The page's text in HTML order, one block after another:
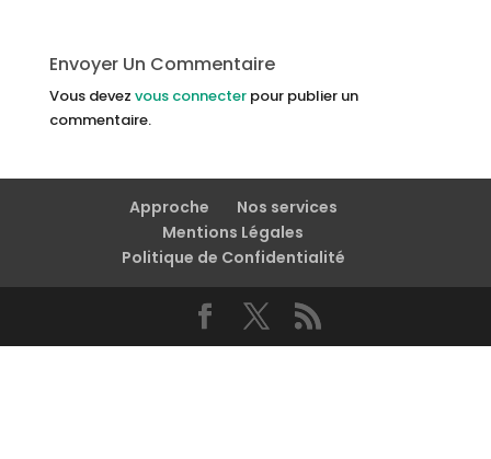
Envoyer Un Commentaire
Vous devez vous connecterpour publier un
commentaire.
Approche
Nos services
Mentions Légales
Politique de Confidentialité